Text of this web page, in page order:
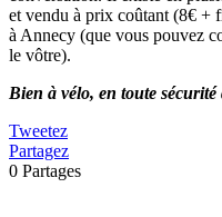
et vendu à prix coûtant (8€ +
à Annecy (que vous pouvez
le vôtre).
Bien à vélo, en toute
Tweetez
Partagez
0 Partages